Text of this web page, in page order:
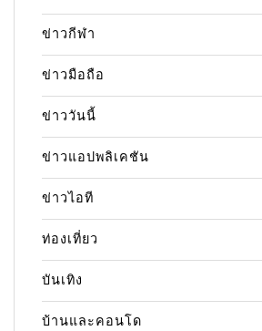
ข่าวกีฬา
ข่าวมือถือ
ข่าววันนี้
ข่าวแอปพลิเคชัน
ข่าวไอที
ท่องเที่ยว
บันเทิง
บ้านและคอนโด